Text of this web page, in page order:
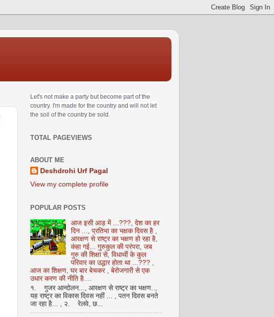
Let's not make a party but become part of the
country. I'm made for the country and will not let
the soil of the country be sold.
TOTAL PAGEVIEWS
ABOUT ME
Deshdrohi Urf Pagal
View my complete profile
POPULAR POSTS
आज इसी आड़ में ...???, देश का हर
दिन ..., प्रतिभा का भक्षक दिवस है ,
आरक्षण से राष्ट्र का भक्षण हो रहा है,
कंहा गई... गुरुकुल की परंपरा, जब
गुरु की शिक्षा से, विधार्थी के कुल
परिवार का उद्धार होता था ...??? ,
आज का शिक्षण, घर बार बेचकर , बेरोजगारी से एक
उधार करण की नीति है....
१. गुजर आन्दोलन..., आरक्षण से राष्ट्र का भक्षण..,
यह राष्ट्र का विकास दिवस नहीं ... , पतन दिवस बनते
जा रहा है... , २. रेलवे, छ...